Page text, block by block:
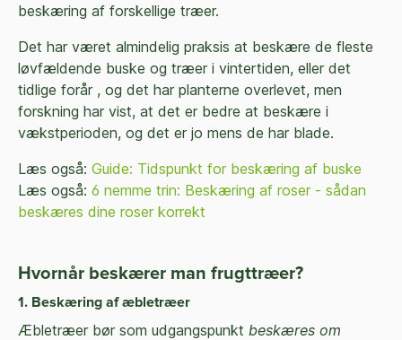
beskæring af forskellige træer.
Det har været almindelig praksis at beskære de fleste
løvfældende buske og træer i vintertiden, eller det
tidlige forår , og det har planterne overlevet, men
forskning har vist, at det er bedre at beskære i
vækstperioden, og det er jo mens de har blade.
Læs også: Guide: Tidspunkt for beskæring af buske
Læs også: 6 nemme trin: Beskæring af roser - sådan
beskæres dine roser korrekt
Hvornår beskærer man frugttræer?
1. Beskæring af æbletræer
Æbletræer bør som udgangspunkt beskæres om